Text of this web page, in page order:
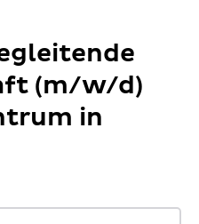
(m/w/d)
in